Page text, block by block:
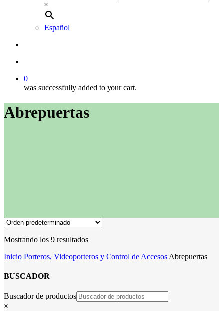
×
Español
0
was successfully added to your cart.
Abrepuertas
Mostrando los 9 resultados
Inicio Porteros, Videoporteros y Control de Accesos Abrepuertas
BUSCADOR
Buscador de productos
×